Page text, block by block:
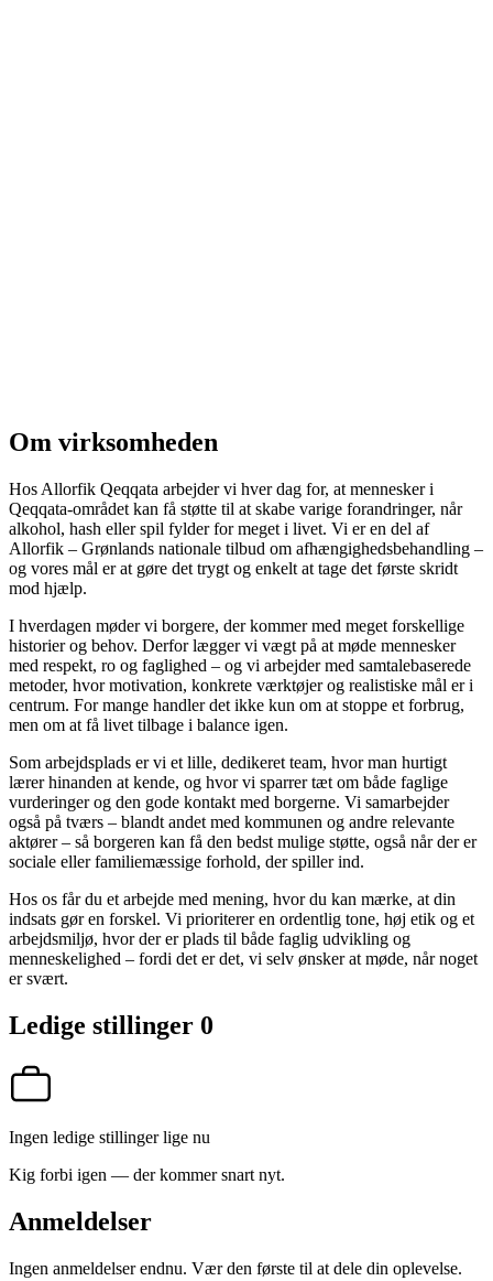
Om virksomheden
Hos Allorfik Qeqqata arbejder vi hver dag for, at mennesker i
Qeqqata-området kan få støtte til at skabe varige forandringer, når
alkohol, hash eller spil fylder for meget i livet. Vi er en del af
Allorfik – Grønlands nationale tilbud om afhængighedsbehandling –
og vores mål er at gøre det trygt og enkelt at tage det første skridt
mod hjælp.
I hverdagen møder vi borgere, der kommer med meget forskellige
historier og behov. Derfor lægger vi vægt på at møde mennesker
med respekt, ro og faglighed – og vi arbejder med samtalebaserede
metoder, hvor motivation, konkrete værktøjer og realistiske mål er i
centrum. For mange handler det ikke kun om at stoppe et forbrug,
men om at få livet tilbage i balance igen.
Som arbejdsplads er vi et lille, dedikeret team, hvor man hurtigt
lærer hinanden at kende, og hvor vi sparrer tæt om både faglige
vurderinger og den gode kontakt med borgerne. Vi samarbejder
også på tværs – blandt andet med kommunen og andre relevante
aktører – så borgeren kan få den bedst mulige støtte, også når der er
sociale eller familiemæssige forhold, der spiller ind.
Hos os får du et arbejde med mening, hvor du kan mærke, at din
indsats gør en forskel. Vi prioriterer en ordentlig tone, høj etik og et
arbejdsmiljø, hvor der er plads til både faglig udvikling og
menneskelighed – fordi det er det, vi selv ønsker at møde, når noget
er svært.
Ledige stillinger 0
Ingen ledige stillinger lige nu
Kig forbi igen — der kommer snart nyt.
Anmeldelser
Ingen anmeldelser endnu. Vær den første til at dele din oplevelse.